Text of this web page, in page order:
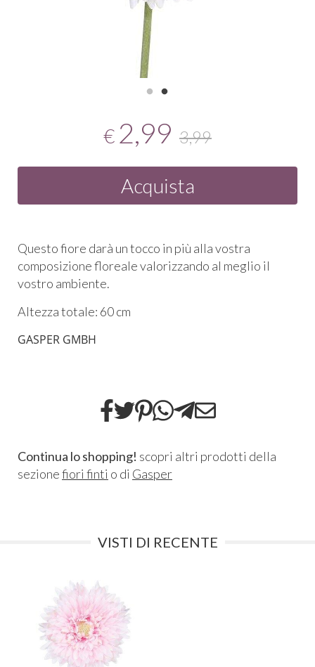
€ 2,99 3,99
Acquista
Questo fiore darà un tocco in più alla vostra
composizione floreale valorizzando al meglio il
vostro ambiente.
Altezza totale: 60 cm
GASPER GMBH
Continua lo shopping! scopri altri prodotti della
sezionefiori finti o di Gasper
VISTI DI RECENTE